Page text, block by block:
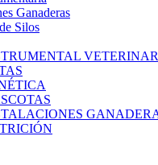
Ganaderas
Silos